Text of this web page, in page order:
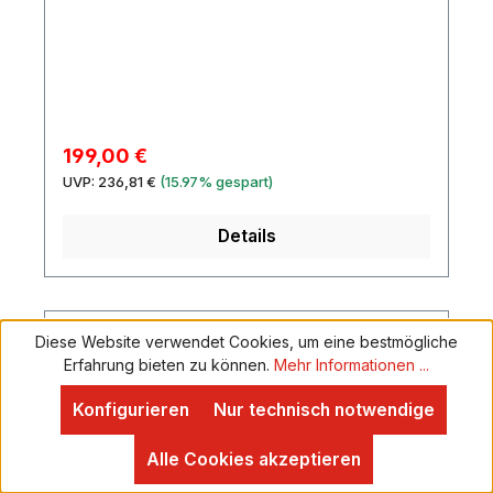
mmSattelbreite:50 mmSaitenanzahl:12Regler:1 x
Lautstärke,Equalizer:Regler 4-
BandDecke:FichteHardware:VerchromtFarbe:Sc
Verkaufspreis:
199,00 €
UVP: Regulärer Preis:
236,81 € (15.97% gespart)
Details
Rabatt
%
Diese Website verwendet Cookies, um eine bestmögliche
Erfahrung bieten zu können. Mehr Informationen ...
Nur technisch notwendige
Konfigurieren
Alle Cookies akzeptieren